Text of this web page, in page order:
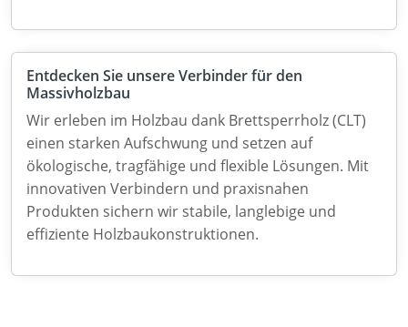
Entdecken Sie unsere Verbinder für den
Massivholzbau
Wir erleben im Holzbau dank Brettsperrholz (CLT)
einen starken Aufschwung und setzen auf
ökologische, tragfähige und flexible Lösungen. Mit
innovativen Verbindern und praxisnahen
Produkten sichern wir stabile, langlebige und
effiziente Holzbaukonstruktionen.